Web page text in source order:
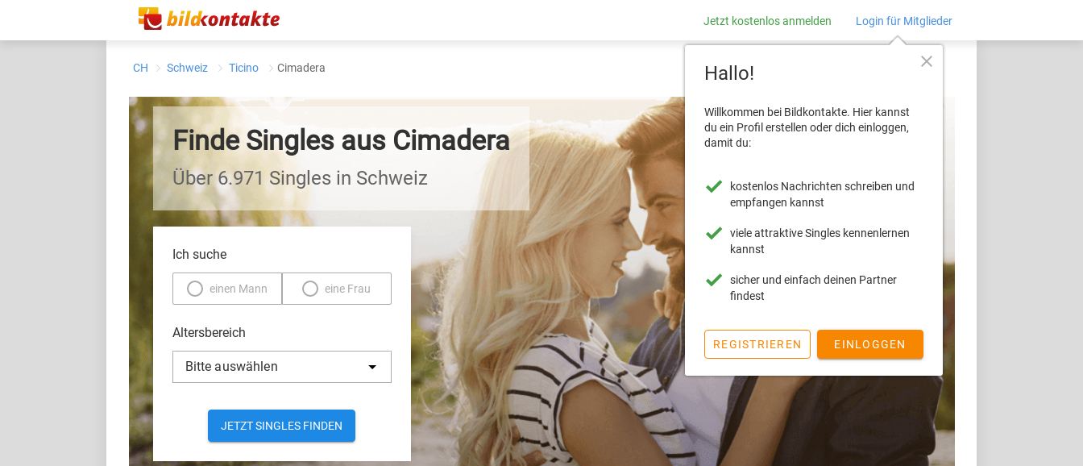
Jetzt kostenlos anmelden Login für Mitglieder
close
Hallo!
Willkommen bei Bildkontakte. Hier kannst
du ein Profil erstellen oder dich einloggen,
damit du:
kostenlos Nachrichten schreiben und
empfangen kannst
viele attraktive Singles kennenlernen
kannst
sicher und einfach deinen Partner
findest
REGISTRIEREN EINLOGGEN
CH Schweiz Ticino Cimadera
Finde Singles aus Cimadera
Über 6.971 Singles in Schweiz
Ich suche
einen Mann eine Frau
Altersbereich
Bitte auswählen
JETZT SINGLES FINDEN